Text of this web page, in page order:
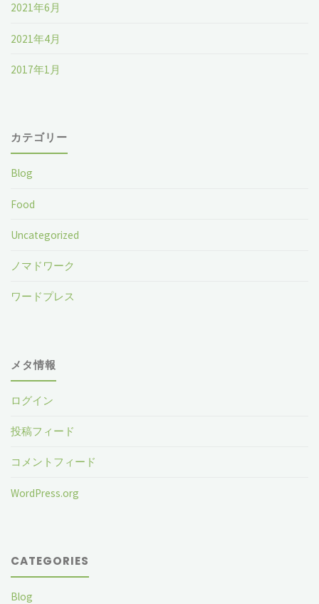
2021年6月
2021年4月
2017年1月
カテゴリー
Blog
Food
Uncategorized
ノマドワーク
ワードプレス
メタ情報
ログイン
投稿フィード
コメントフィード
WordPress.org
CATEGORIES
Blog